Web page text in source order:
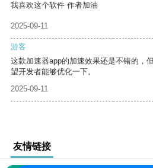
我喜欢这个软件 作者加油
2025-09-11
游客
这款加速器app的加速效果还是不错的，
望开发者能够优化一下。
2025-09-11
友情链接